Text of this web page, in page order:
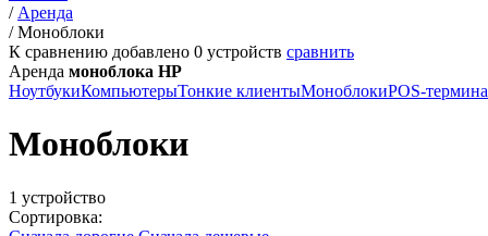
/ Аренда
/Моноблоки
К сравнению добавлено 0 устройств сравнить
Аренда моноблока HP
НоутбукиКомпьютерыТонкие клиентыМоноблокиPOS-
Моноблоки
1 устройство
Сортировка: